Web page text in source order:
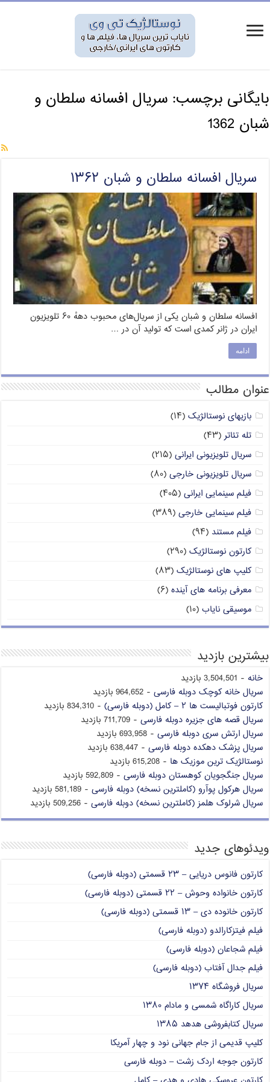
بایگانی برچسب:سریال افسانه سلطان و
شبان 1362
سریال افسانه سلطان و شبان ۱۳۶۲
افسانه سلطان و شبان یکی از سریال‌های محبوب دههٔ ۶۰ تلویزیون
ایران در ژانر کمدی است که تولید آن در …
ادامه
عنوان مطالب
بازیهای نوستالژیک (۱۴)
تله تئاتر(۴۳)
سریال تلویزیونی ایرانی (۲۱۵)
سریال تلویزیونی خارجی (۸۰)
فیلم سینمایی ایرانی (۴۰۵)
فیلم سینمایی خارجی (۳۸۹)
فیلم مستند (۹۴)
کارتون نوستالژیک (۲۹۰)
کلیپ های نوستالژیک (۸۳)
معرفی برنامه های آینده (۶)
موسیقی نایاب (۱۰)
بیشترین بازدید
خانه - 3,504,501 بازدید
سریال خانه کوچک دوبله فارسی - 964,652 بازدید
کارتون فوتبالیست ها ۲ – کامل (دوبله فارسی)
- 834,310 بازدید
سریال قصه های جزیره دوبله فارسی - 711,709 بازدید
سریال ارتش سری دوبله فارسی - 693,958 بازدید
سریال پزشک دهکده دوبله فارسی - 638,447 بازدید
نوستالژیک ترین موزیک ها - 615,208 بازدید
سریال جنگجویان کوهستان دوبله فارسی - 592,809 بازدید
سریال هرکول پوآرو (کاملترین نسخه) دوبله فارسی - 581,189 بازدید
سریال شرلوک هلمز (کاملترین نسخه) دوبله فارسی - 509,256 بازدید
ویدئوهای جدید
کارتون فانوس دریایی – ۲۳ قسمتی (دوبله فارسی)
کارتون خانواده وحوش – ۲۲ قسمتی (دوبله فارسی)
کارتون خانوده دی – ۱۳ قسمتی (دوبله فارسی)
فیلم فیتزکارالدو (دوبله فارسی)
فیلم شجاعان (دوبله فارسی)
فیلم جدال آفتاب (دوبله فارسی)
سریال فروشگاه ۱۳۷۴
سریال کاراگاه شمسی و مادام ۱۳۸۰
سریال کتابفروشی هدهد ۱۳۸۵
کلیپ قدیمی از جام جهانی نود و چهار آمریکا
کارتون جوجه اردک زشت – دوبله فارسی